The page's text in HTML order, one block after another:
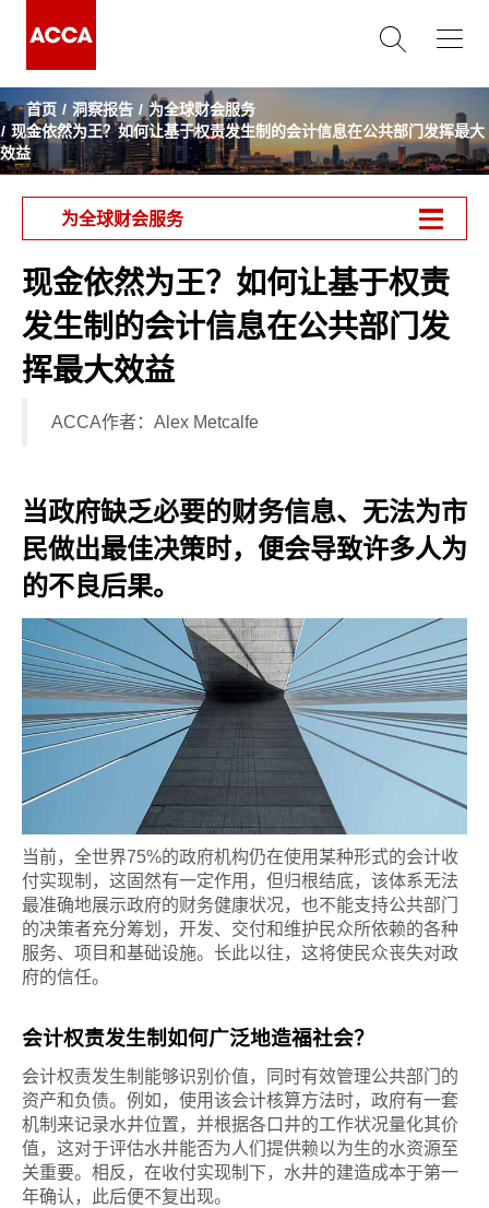
首页 洞察报告
为全球财会服务
现金依然为王？如何让基于权责发生制的会计信息在公共部门发挥最大
效益
为全球财会服务
现金依然为王？如何让基于权责
发生制的会计信息在公共部门发
挥最大效益
ACCA作者：Alex Metcalfe
当政府缺乏必要的财务信息、无法为市
民做出最佳决策时，便会导致许多人为
的不良后果。
当前，全世界75%的政府机构仍在使用某种形式的会计收
付实现制，这固然有一定作用，但归根结底，该体系无法
最准确地展示政府的财务健康状况，也不能支持公共部门
的决策者充分筹划，开发、交付和维护民众所依赖的各种
服务、项目和基础设施。长此以往，这将使民众丧失对政
府的信任。
会计权责发生制如何广泛地造福社会？
会计权责发生制能够识别价值，同时有效管理公共部门的
资产和负债。例如，使用该会计核算方法时，政府有一套
机制来记录水井位置，并根据各口井的工作状况量化其价
值，这对于评估水井能否为人们提供赖以为生的水资源至
关重要。相反，在收付实现制下，水井的建造成本于第一
年确认，此后便不复出现。